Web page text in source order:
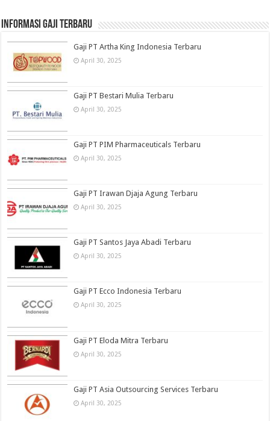
informasi gaji terbaru
Gaji PT Artha King Indonesia Terbaru
April 30, 2025
Gaji PT Bestari Mulia Terbaru
April 30, 2025
Gaji PT PIM Pharmaceuticals Terbaru
April 30, 2025
Gaji PT Irawan Djaja Agung Terbaru
April 30, 2025
Gaji PT Santos Jaya Abadi Terbaru
April 30, 2025
Gaji PT Ecco Indonesia Terbaru
April 30, 2025
Gaji PT Eloda Mitra Terbaru
April 30, 2025
Gaji PT Asia Outsourcing Services Terbaru
April 30, 2025